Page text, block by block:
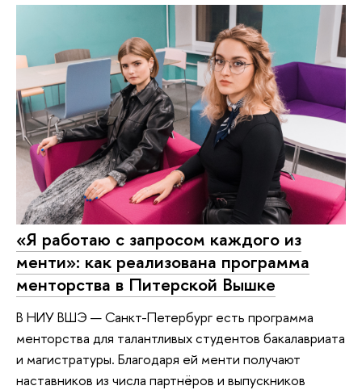
«Я работаю с запросом каждого из
менти»: как реализована программа
менторства в Питерской Вышке
В НИУ ВШЭ — Санкт-Петербург есть программа
менторства для талантливых студентов бакалавриата
и магистратуры. Благодаря ей менти получают
наставников из числа партнёров и выпускников